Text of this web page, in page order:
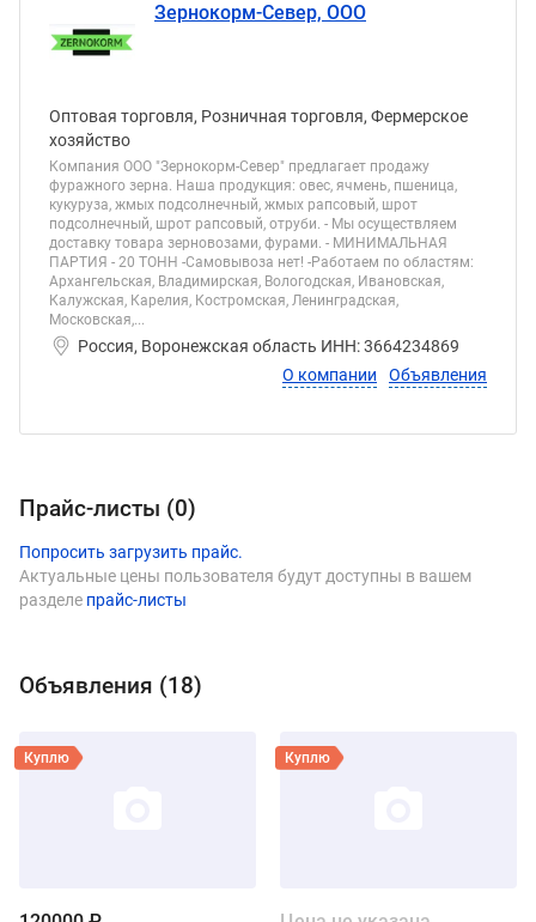
Зернокорм-Север, ООО
Оптовая торговля, Розничная торговля, Фермерское
хозяйство
Компания ООО "Зернокорм-Север" предлагает продажу
фуражного зерна. Наша продукция: овес, ячмень, пшеница,
кукуруза, жмых подсолнечный, жмых рапсовый, шрот
подсолнечный, шрот рапсовый, отруби. - Мы осуществляем
доставку товара зерновозами, фурами. - МИНИМАЛЬНАЯ
ПАРТИЯ - 20 ТОНН -Самовывоза нет! -Работаем по областям:
Архангельская, Владимирская, Вологодская, Ивановская,
Калужская, Карелия, Костромская, Ленинградская,
Московская,...
Россия, Воронежская область ИНН: 3664234869
О компании
Объявления
Прайс-листы (0)
Попросить загрузить прайс.
Актуальные цены пользователя будут доступны в вашем
разделе прайс-листы
Объявления (18)
Виды продукции Зернокорм-Север
Смотреть объявление
Куплю
Смотреть объявление
Куплю